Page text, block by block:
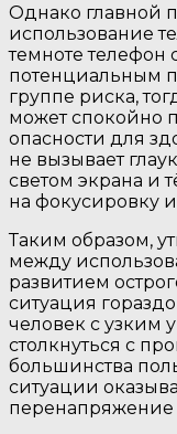
Однако главной
использование
темноте телефон
потенциальным
группе риска,
может спокойно
опасности для
не вызывает
светом экрана и
на фокусировку
Таким образом,
между
развитием
ситуация
человек с узким
столкнуться с
большинства
ситуации
перенапряжение